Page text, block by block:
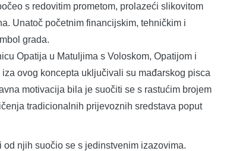
s redovitim prometom, prolazeći slikovitom
Unatoč početnim financijskim, tehničkim i
grada.
Opatija u Matuljima s Voloskom, Opatijom i
ovog koncepta uključivali su mađarskog pisca
motivacija bila je suočiti se s rastućim brojem
tradicionalnih prijevoznih sredstava poput
njih suočio se s jedinstvenim izazovima.